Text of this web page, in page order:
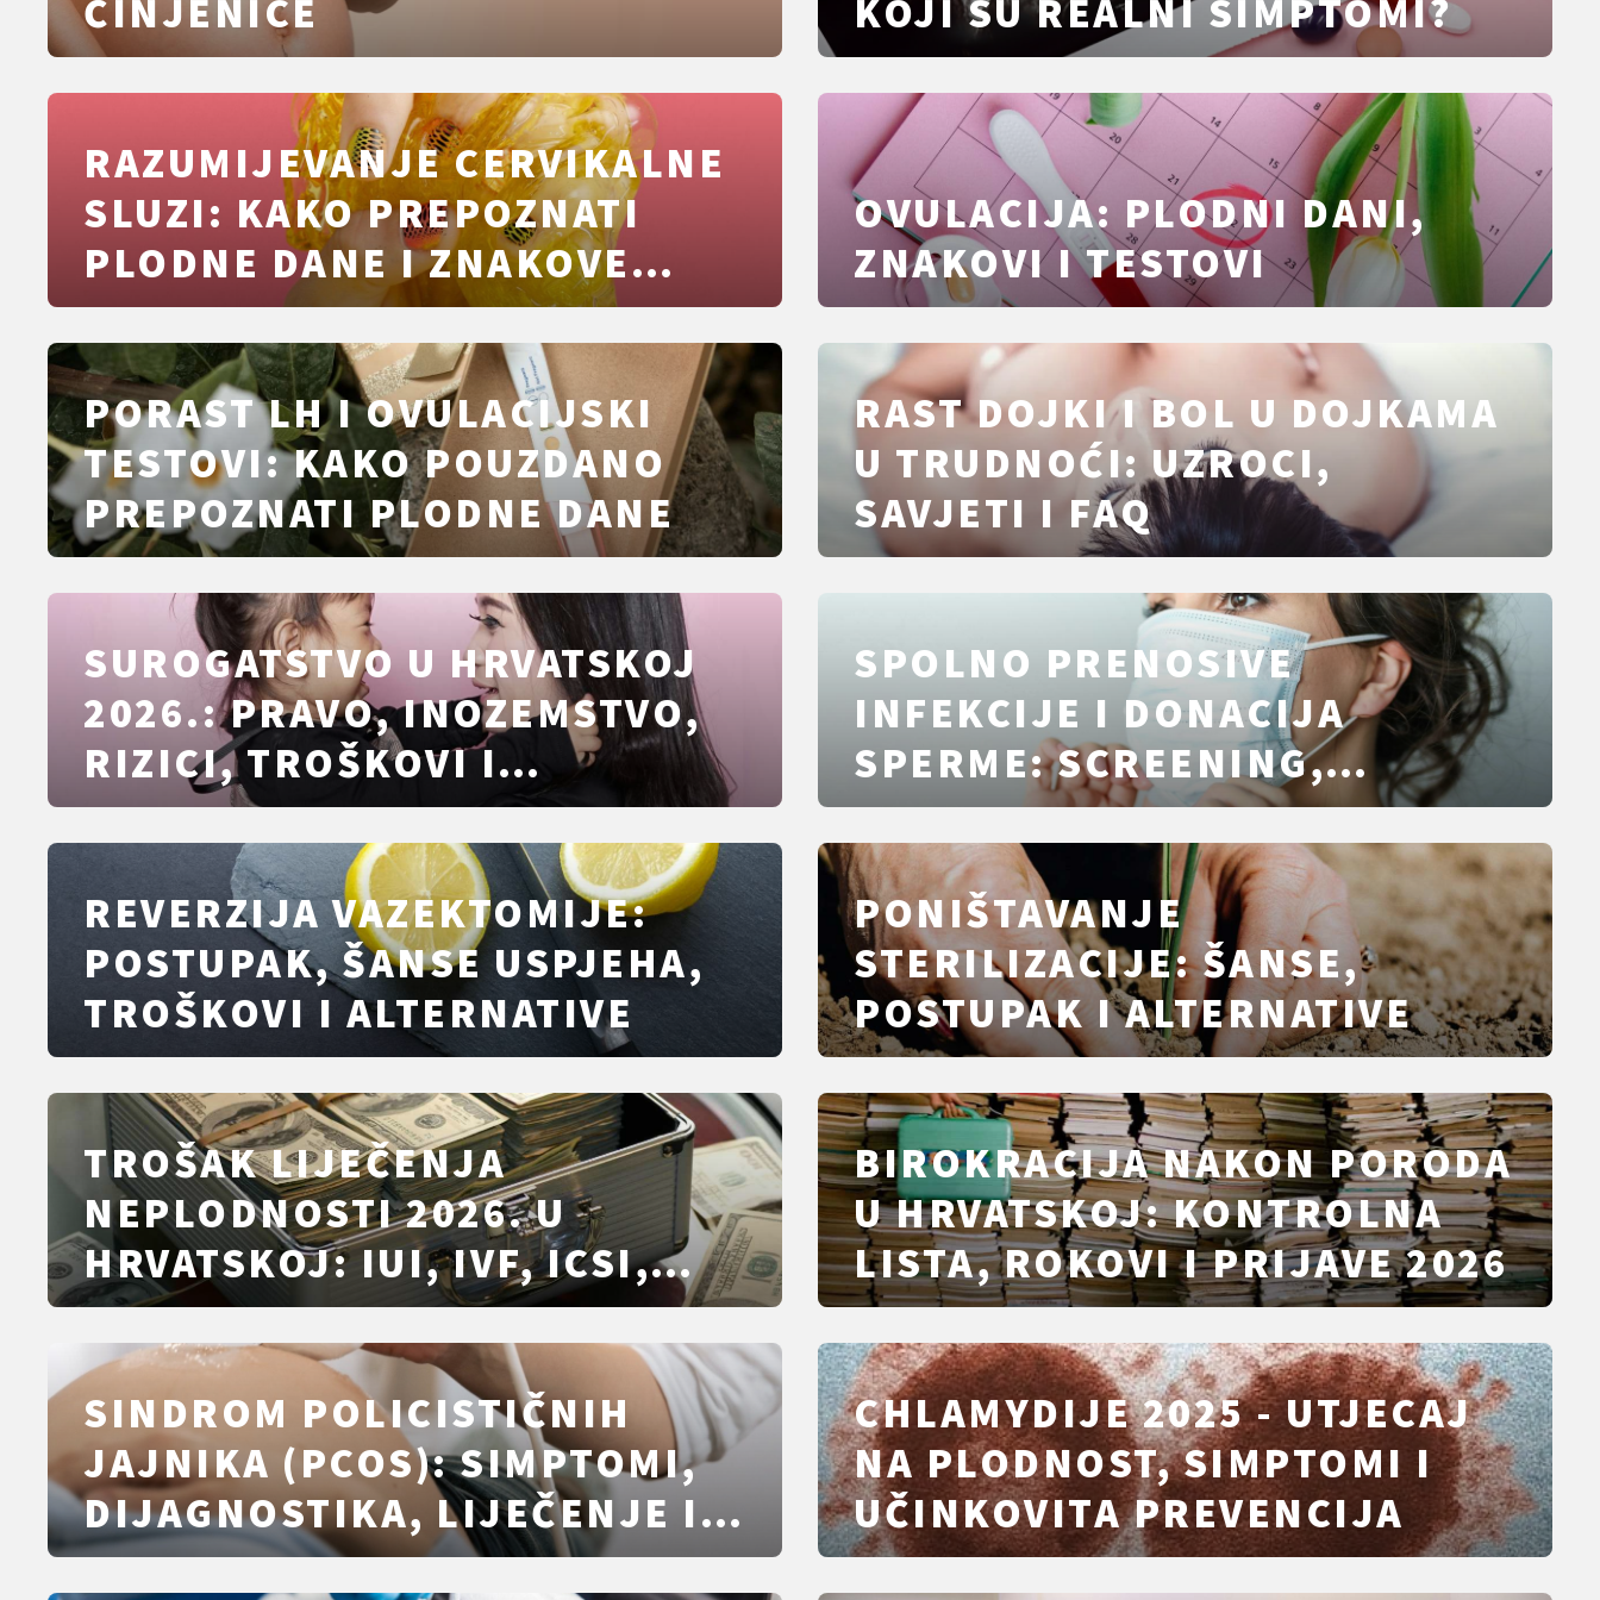
ČINJENICE
KOJI SU REALNI SIMPTOMI?
RAZUMIJEVANJE CERVIKALNE
SLUZI: KAKO PREPOZNATI
PLODNE DANE I ZNAKOVE
UPOZORENJA
OVULACIJA: PLODNI DANI,
ZNAKOVI I TESTOVI
PORAST LH I OVULACIJSKI
TESTOVI: KAKO POUZDANO
PREPOZNATI PLODNE DANE
RAST DOJKI I BOL U DOJKAMA
U TRUDNOĆI: UZROCI,
SAVJETI I FAQ
SUROGATSTVO U HRVATSKOJ
2026.: PRAVO, INOZEMSTVO,
RIZICI, TROŠKOVI I
ALTERNATIVE
SPOLNO PRENOSIVE
INFEKCIJE I DONACIJA
SPERME: SCREENING,
TESTOVI I GENETSKI RIZICI
OBJAŠNJENI JASNO
REVERZIJA VAZEKTOMIJE:
POSTUPAK, ŠANSE USPJEHA,
TROŠKOVI I ALTERNATIVE
PONIŠTAVANJE
STERILIZACIJE: ŠANSE,
POSTUPAK I ALTERNATIVE
TROŠAK LIJEČENJA
NEPLODNOSTI 2026. U
HRVATSKOJ: IUI, IVF, ICSI,
LIJEKOVI I VLASTITO
PLAĆANJE
BIROKRACIJA NAKON PORODA
U HRVATSKOJ: KONTROLNA
LISTA, ROKOVI I PRIJAVE 2026
SINDROM POLICISTIČNIH
JAJNIKA (PCOS): SIMPTOMI,
DIJAGNOSTIKA, LIJEČENJE I
PLANIRANJE TRUDNOĆE
CHLAMYDIJE 2025 - UTJECAJ
NA PLODNOST, SIMPTOMI I
UČINKOVITA PREVENCIJA